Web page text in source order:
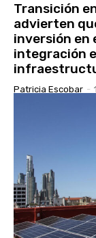
Transición
advierten
inversión en
integración
Patricia Escobar -